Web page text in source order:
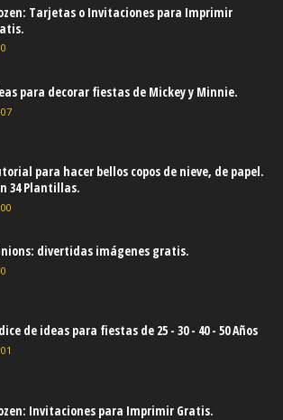
Tarjetas o Invitaciones para Imprimir
para decorar fiestas de Mickey y Minnie.
para hacer bellos copos de nieve, de papel.
34 Plantillas.
divertidas imágenes gratis.
de ideas para fiestas de 25 - 30 - 40 - 50 Años
Invitaciones para Imprimir Gratis.